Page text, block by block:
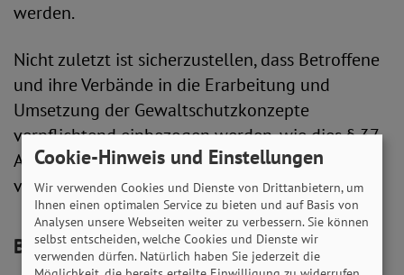
werden.
Nicht zuletzt ist sicherzustellen, dass Betroffene
und ihre Verbände in die Erarbeitung und
Umsetzung der Gewaltschutzkonzepte
verpflichtend einbezogen werden, wie dies § 37
Abs. 5 SGB IX für das Qualitätsmanagement
vergleichbar normiert.
Belange von Frauen mit Behinderungen
Cookie-Hinweis und Einstellungen
Wir verwenden Cookies und Dienste von Drittanbietern, um
Ihnen einen optimalen Service zu bieten und auf Basis von
Analysen unsere Webseiten weiter zu verbessern. Sie können
selbst entscheiden, welche Cookies und Dienste wir
verwenden dürfen. Natürlich haben Sie jederzeit die